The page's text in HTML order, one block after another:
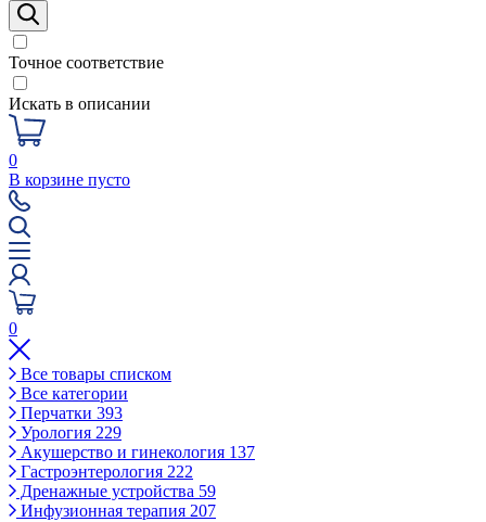
Точное соответствие
Искать в описании
0
В корзине пусто
0
Все товары списком
Все категории
Перчатки 393
Урология 229
Акушерство и гинекология 137
Гастроэнтерология 222
Дренажные устройства 59
Инфузионная терапия 207